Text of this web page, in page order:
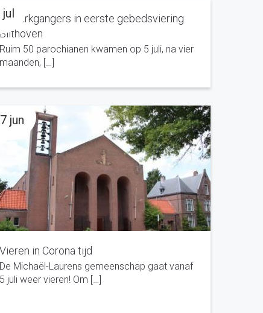
50 kerkgangers in eerste gebedsviering
Bilthoven
Ruim 50 parochianen kwamen op 5 juli, na vier
maanden, […]
jul
Vieren in Corona tijd
De Michaël-Laurens gemeenschap gaat vanaf
5 juli weer vieren! Om […]
jun